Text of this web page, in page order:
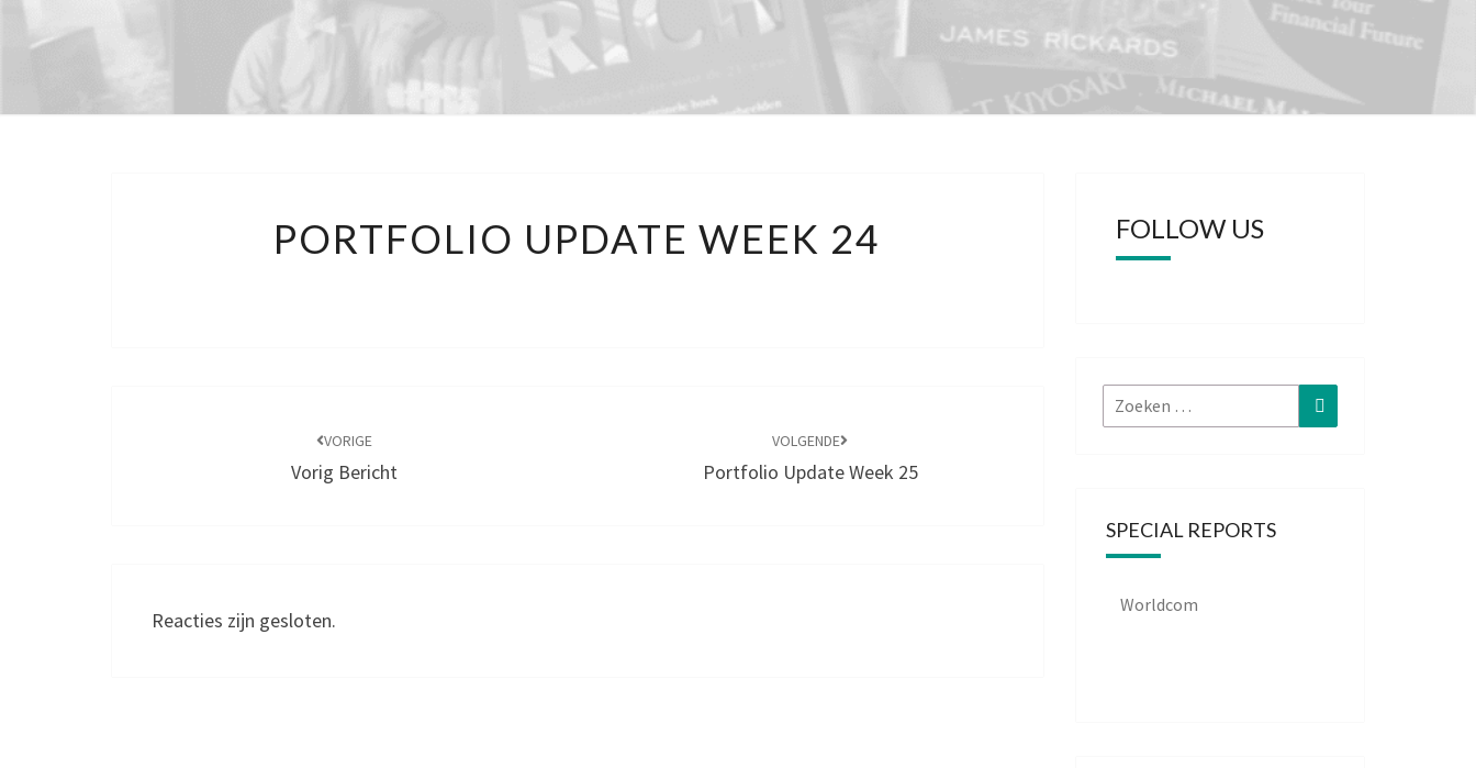
UPDATE
PORTFOLIO UPDATE WEEK 24
VORIGE
Vorig Bericht
VOLGENDE
Portfolio Update Week 25
Reacties zijn gesloten.
FOLLOW US
Zoeken
naar:
Zoeken
SPECIAL REPORTS
Worldcom